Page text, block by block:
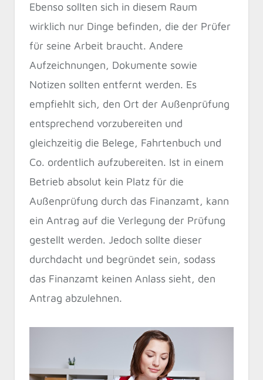
Ebenso sollten sich in diesem Raum
wirklich nur Dinge befinden, die der Prüfer
für seine Arbeit braucht. Andere
Aufzeichnungen, Dokumente sowie
Notizen sollten entfernt werden. Es
empfiehlt sich, den Ort der Außenprüfung
entsprechend vorzubereiten und
gleichzeitig die Belege, Fahrtenbuch und
Co. ordentlich aufzubereiten. Ist in einem
Betrieb absolut kein Platz für die
Außenprüfung durch das Finanzamt, kann
ein Antrag auf die Verlegung der Prüfung
gestellt werden. Jedoch sollte dieser
durchdacht und begründet sein, sodass
das Finanzamt keinen Anlass sieht, den
Antrag abzulehnen.